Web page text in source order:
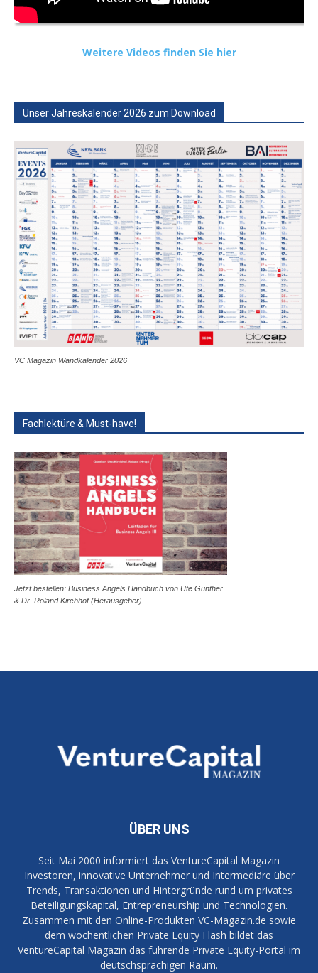
Weitere Videos finden Sie hier
Unser Jahreskalender 2026 zum Download
VC Magazin Wandkalender 2026
Fachlektüre & Must-have!
Jetzt bestellen: Business Angels Handbuch von Ute Günther
& Dr. Roland Kirchhof (Herausgeber)
ÜBER UNS
Seit Mai 2000 informiert das VentureCapital Magazin
Investoren, innovative Unternehmer und Intermediäre über
Trends, Transaktionen und Hintergründe rund um privates
Beteiligungskapital, Entrepreneurship und Technologien.
Zusammen mit den Online-Produkten VC-Magazin.de sowie
dem wöchentlichen Private Equity Flash bildet das
VentureCapital Magazin das führende Private Equity-Portal im
deutschsprachigen Raum.